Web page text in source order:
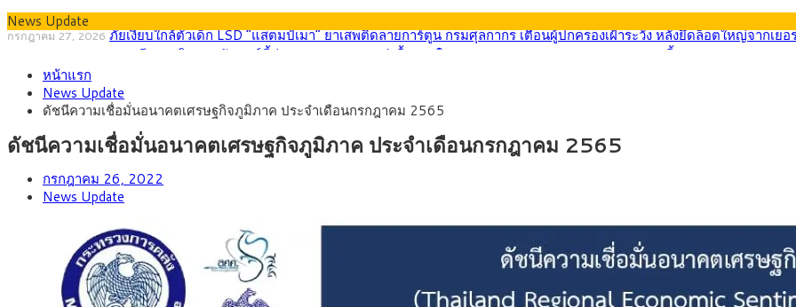
News Update
กรกฎาคม 27, 2026 กรุงศรี คาดเงินบาทสัปดาห์นี้ (27–31 ก.ค. 2569) ซื้อขายในกรอบ 33.40-34.00 มองเฟดคงดอกเบี้ย
สิงหาคม 4, 2026
สิงหาคม 3, 2026 กรุงศรี คาดเงินบาทสัปดาห์นี้ซื้อขายในกรอบ 33.00-33.60 ติดตามข้อมูลจ้างงานสหรัฐฯ
สิงหาคม 1, 2026 “เอกนิติ” เปิดเครื่องยนต์เศรษฐกิจใหม่ของไทย เดินหน้า 5 ยุทธศาสตร์ รื้อโครงสร้างเศรษฐกิจ ดันไทยโตเต็มศักยภาพ
กรกฎาคม 27, 2026 ภัยเงียบใกล้ตัวเด็ก LSD “แสตมป์เมา” ยาเสพติดลายการ์ตูน กรมศุลกากร เตือนผู้ปกครองเฝ้าระวัง หลังยึดล็อตใหญ่จากเย
หน้าแรก
News Update
ดัชนีความเชื่อมั่นอนาคตเศรษฐกิจภูมิภาค ประจำเดือนกรกฎาคม 2565
ดัชนีความเชื่อมั่นอนาคตเศรษฐกิจภูมิภาค ประจำเดือนกรกฎาคม 2565
กรกฎาคม 26, 2022
News Update